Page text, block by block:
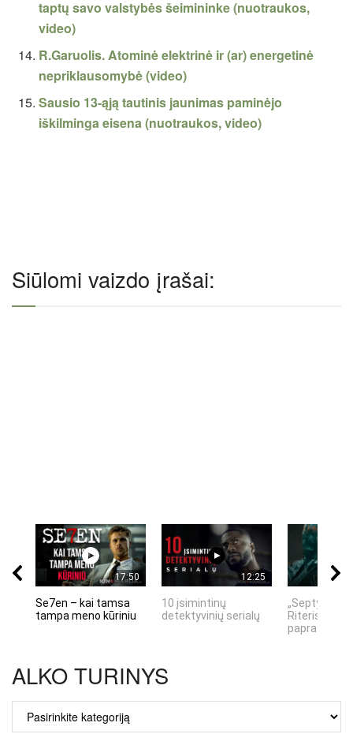
taptų savo valstybės šeimininke (nuotraukos,
video)
R.Garuolis. Atominė elektrinė ir (ar) energetinė
nepriklausomybė (video)
Sausio 13-ąją tautinis jaunimas paminėjo
iškilminga eisena (nuotraukos, video)
Siūlomi vaizdo įrašai:
17:50
Se7en – kai tamsa
tampa meno kūriniu
12:25
10 įsimintinų
detektyvinių serialų
„Septynių
Riteris" – kai
ALKO TURINYS
TURINYS